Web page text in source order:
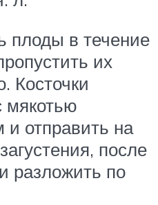
плоды в течение
их
Косточки
мякотью
и отправить на
после
разложить по